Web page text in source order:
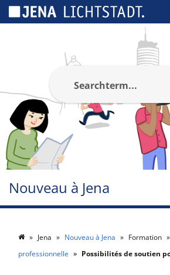
Nouveau à Jena
Jena Nouveau à Jena Formation
professionnelle
Possibilités de soutien
Panneau de gestion des cookies